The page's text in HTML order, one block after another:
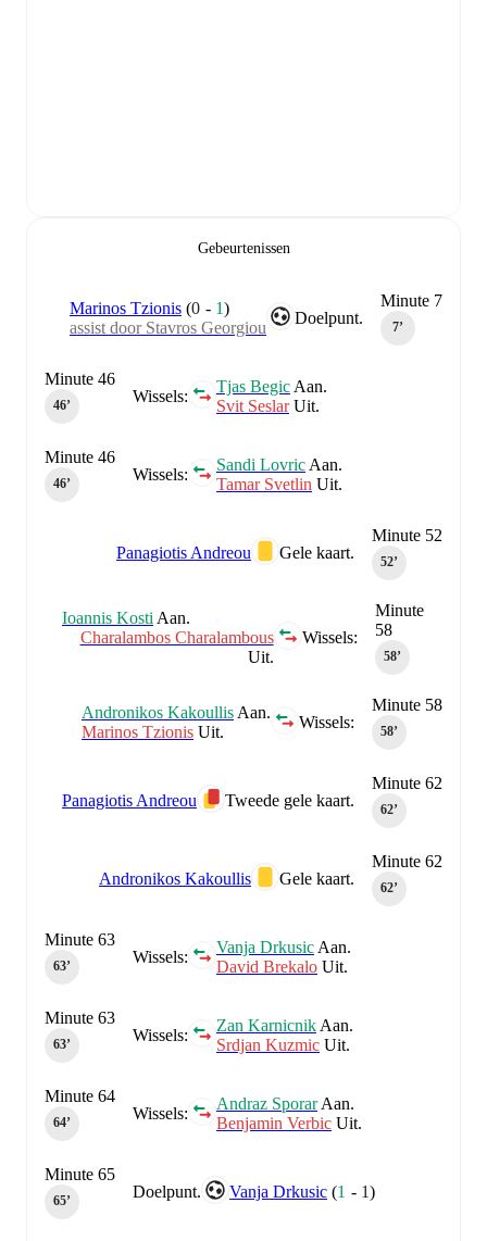
Gebeurtenissen
Minute 7
7‎’‎
Doelpunt.
Marinos Tzionis (0 - 1)
assist door Stavros Georgiou
Wissels:
Tjas Begic Aan.
Svit SeslarUit.
Minute 46
46‎’‎
Wissels:
Sandi Lovric Aan.
Tamar Svetlin Uit.
Minute 46
46‎’‎
Minute 52
52‎’‎
Gele kaart.
Panagiotis Andreou
Minute
58
58‎’‎
Wissels:
Ioannis Kosti Aan.
Charalambos Charalambous
Uit.
Minute 58
58‎’‎
Wissels:
Andronikos Kakoullis Aan.
Marinos Tzionis Uit.
Minute 62
62‎’‎
Tweede gele kaart.
Panagiotis Andreou
Minute 62
62‎’‎
Gele kaart.
Andronikos Kakoullis
Wissels:
Vanja Drkusic Aan.
David Brekalo Uit.
Minute 63
63‎’‎
Wissels:
Zan Karnicnik Aan.
Srdjan Kuzmic Uit.
Minute 63
63‎’‎
Wissels:
Andraz SporarAan.
Benjamin Verbic Uit.
Minute 64
64‎’‎
Doelpunt. Vanja Drkusic (1 - 1)
Minute 65
65‎’‎